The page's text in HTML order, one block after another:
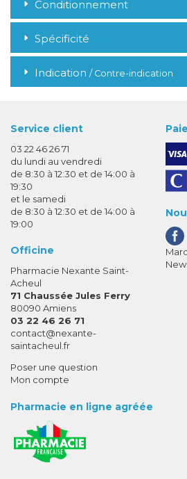
Conditionnement
Spécificité
Indication / Contre-indication
Service client
03 22 46 26 71
du lundi au vendredi
de 8:30 à 12:30 et de 14:00 à
19:30
et le samedi
de 8:30 à 12:30 et de 14:00 à
19:00
Officine
Pharmacie Nexante Saint-
Acheul
71 Chaussée Jules Ferry
80090 Amiens
03 22 46 26 71
contact-
@-
nexante-
saintacheul.fr
Poser une question
Mon compte
Pharmacie en ligne agréée